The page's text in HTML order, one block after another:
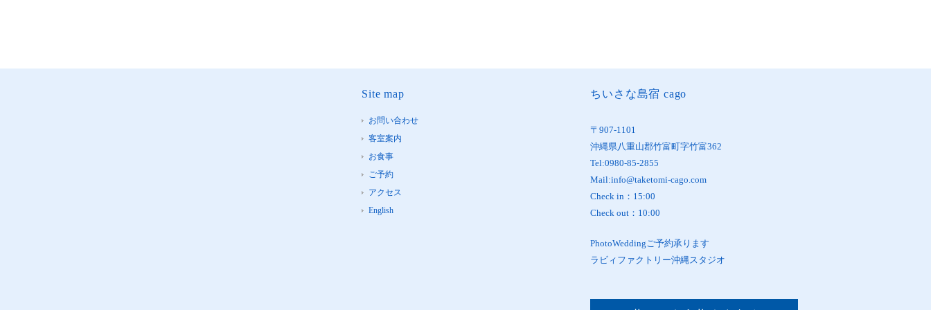
Site map
お問い合わせ
客室案内
お食事
ご予約
アクセス
English
ちいさな島宿 cago
〒907-1101
沖縄県八重山郡竹富町字竹富362
Tel:0980-85-2855
Mail:info@taketomi-cago.com
Check in：15:00
Check out：10:00
PhotoWeddingご予約承ります
ラビィファクトリー沖縄スタジオ